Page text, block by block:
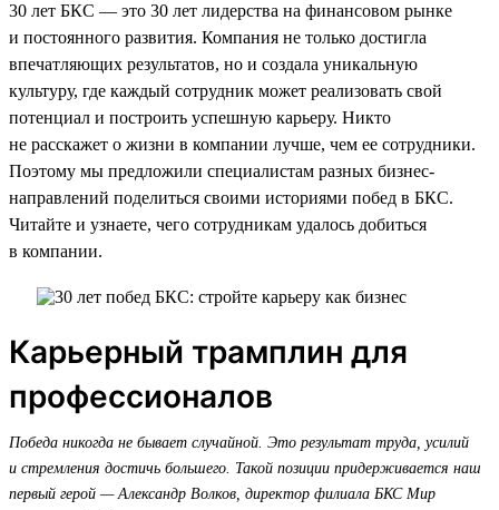
30 лет БКС — это 30 лет лидерства на финансовом рынке
и постоянного развития. Компания не только достигла
впечатляющих результатов, но и создала уникальную
культуру, где каждый сотрудник может реализовать свой
потенциал и построить успешную карьеру. Никто
не расскажет о жизни в компании лучше, чем ее сотрудники.
Поэтому мы предложили специалистам разных бизнес-
направлений поделиться своими историями побед в БКС.
Читайте и узнаете, чего сотрудникам удалось добиться
в компании.
Карьерный трамплин для
профессионалов
Победа никогда не бывает случайной. Это результат труда, усилий
и стремления достичь большего. Такой позиции придерживается наш
первый герой — Александр Волков, директор филиала БКС Мир